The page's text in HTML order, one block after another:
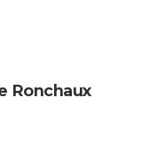
Ronchaux